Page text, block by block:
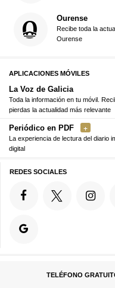
Ourense
Recibe toda la
Ourense
APLICACIONES MÓVILES
La Voz de Galicia
Toda la información en tu móvil.
pierdas la actualidad más relevante
Periódico en PDF
La experiencia de lectura del diario
digital
REDES SOCIALES
TELÉFONO